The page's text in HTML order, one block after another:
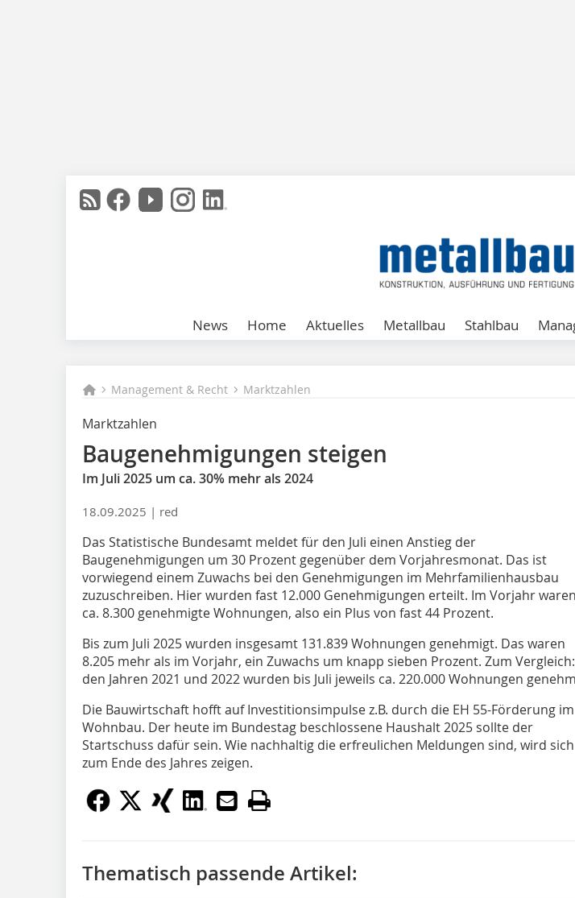
News Home Aktuelles Metallbau Stahlbau
Management & Recht Marktzahlen
Marktzahlen
Baugenehmigungen steigen
Im Juli 2025 um ca. 30% mehr als 2024
18.09.2025 | red
Das Statistische Bundesamt meldet für den Juli einen Anstieg der
Baugenehmigungen um 30 Prozent gegenüber dem Vorjahresmonat. Das ist
vorwiegend einem Zuwachs bei den Genehmigungen im Mehrfamilienhausbau
zuzuschreiben. Hier wurden fast 12.000 Genehmigungen erteilt. Im Vorjahr
ca. 8.300 genehmigte Wohnungen, also ein Plus von fast 44 Prozent.
Bis zum Juli 2025 wurden insgesamt 131.839 Wohnungen genehmigt. Das waren
8.205 mehr als im Vorjahr, ein Zuwachs um knapp sieben Prozent. Zum
den Jahren 2021 und 2022 wurden bis Juli jeweils ca. 220.000 Wohnungen
Die Bauwirtschaft hofft auf Investitionsimpulse z.B. durch die EH 55-Förderung im
Wohnbau. Der heute im Bundestag beschlossene Haushalt 2025 sollte der
Startschuss dafür sein. Wie nachhaltig die erfreulichen Meldungen sind, wird sich
zum Ende des Jahres zeigen.
Thematisch passende Artikel: